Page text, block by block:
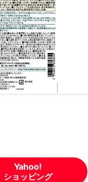
Yahoo!
ショッピング